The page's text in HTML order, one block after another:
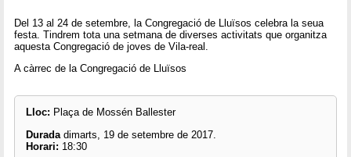
Del 13 al 24 de setembre, la Congregació de Lluïsos celebra la seua
festa. Tindrem tota una setmana de diverses activitats que organitza
aquesta Congregació de joves de Vila-real.
A càrrec de la Congregació de Lluïsos
Lloc: Plaça de Mossén Ballester
Durada dimarts, 19 de setembre de 2017.
Horari: 18:30